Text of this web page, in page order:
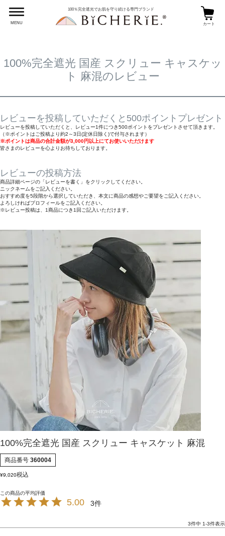
MENU
100％完全遮光でお肌を守り続ける専門ブランド
カート
HOME
100%完全遮光 国産 スクリュー キャスケット 麻混のレビュー
100%完全遮光 国産 スクリュー キャスケッ
ト 麻混のレビュー
レビューを投稿していただくと500ポイントプレゼント
レビューを投稿していただくと、レビュー1件につき500ポイントをプレゼントさせて頂きます。
（※ポイントはご投稿より約2～3日(定休日除く)で付与されます）
※ポイントは商品の合計金額が3,000円以上にてお使いいただけます
皆さまのレビューを心よりお待ちしております。
レビューの投稿方法
商品詳細ページの「レビューを書く」をクリックしてください。
ニックネームをご記入ください。
おすすめ度を5段階から選択していただき、本文に商品の感想やご要望をご記入ください。
よろしければプロフィールをご記入ください。
※レビュー投稿は、1商品につき1回ご記入いただけます。
100%完全遮光 国産 スクリュー キャスケット 麻混
商品番号 360004
¥9,020税込
5.00 3
3件中 1-3件表示